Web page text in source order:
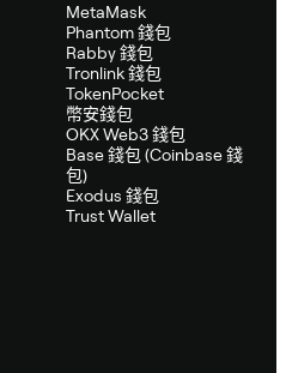
MetaMask
Phantom 錢包
Rabby 錢包
Tronlink 錢包
TokenPocket
幣安錢包
OKX Web3 錢包
Base 錢包 (Coinbase 錢
包)
Exodus 錢包
Trust Wallet